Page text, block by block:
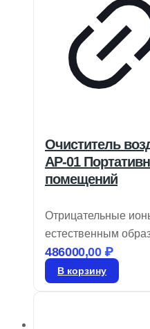
Очиститель
AP-01
помещений
Отрицательные
естественным
окружающей среде,
вдыхаете чистый
486000,00₽
В корзину